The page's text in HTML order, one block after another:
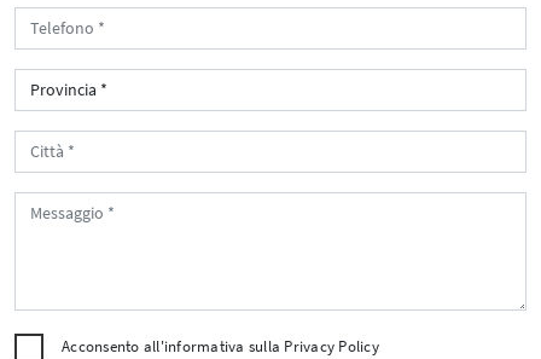
Acconsento all'informativa sulla Privacy Policy